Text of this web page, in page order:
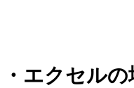
エクセル